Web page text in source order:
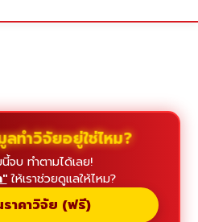
ทำวิจัยอยู่ใช่ไหม?
จบ ทำตามได้เลย!
ให้เราช่วยดูแลให้ไหม?
ราคาวิจัย (ฟรี)